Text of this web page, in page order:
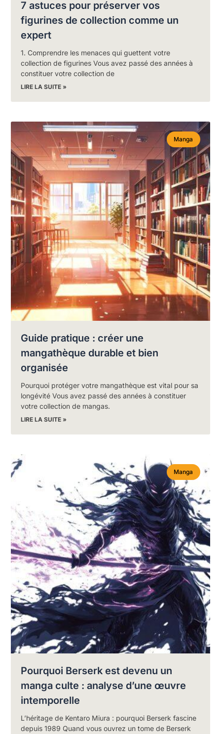
7 astuces pour préserver vos
figurines de collection comme un
expert
1. Comprendre les menaces qui guettent votre
collection de figurines Vous avez passé des années à
constituer votre collection de
LIRE LA SUITE »
Manga
Guide pratique : créer une
mangathèque durable et bien
organisée
Pourquoi protéger votre mangathèque est vital pour sa
longévité Vous avez passé des années à constituer
votre collection de mangas.
LIRE LA SUITE »
Manga
Pourquoi Berserk est devenu un
manga culte : analyse d’une œuvre
intemporelle
L’héritage de Kentaro Miura : pourquoi Berserk fascine
depuis 1989 Quand vous ouvrez un tome de Berserk